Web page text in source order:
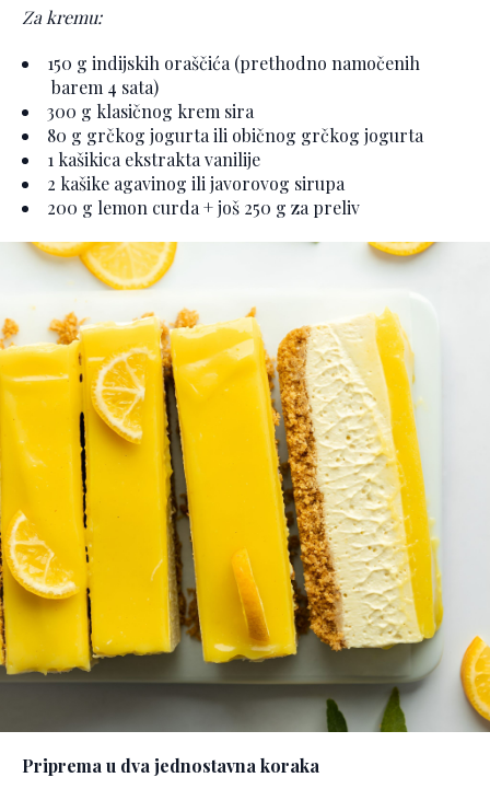
Za kremu:
150 g indijskih oraščića (prethodno namočenih
barem 4 sata)
300 g klasičnog krem sira
80 g grčkog jogurta ili običnog grčkog jogurta
1 kašikica ekstrakta vanilije
2 kašike agavinog ili javorovog sirupa
200 g lemon curda + još 250 g za preliv
Priprema u dva jednostavna koraka